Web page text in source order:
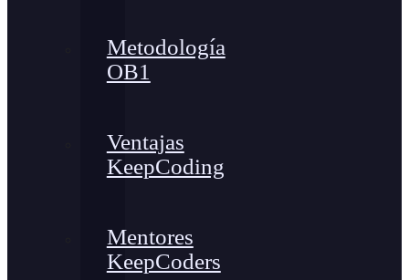
Metodología
OB1
Ventajas
KeepCoding
Mentores
KeepCoders